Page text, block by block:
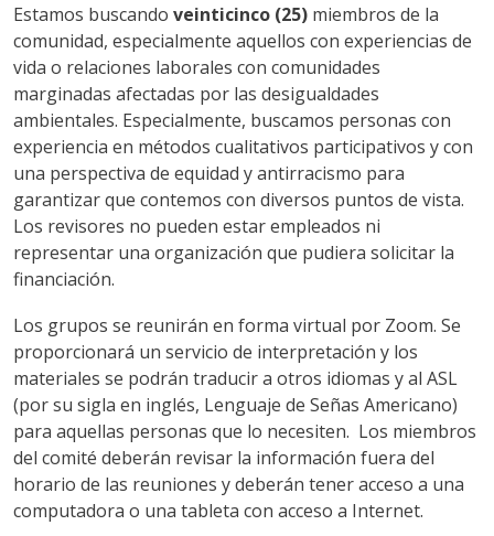
Estamos buscando veinticinco (25)miembros de la
comunidad, especialmente aquellos con experiencias de
vida o relaciones laborales con comunidades
marginadas afectadas por las desigualdades
ambientales. Especialmente, buscamos personas con
experiencia en métodos cualitativos participativos y con
una perspectiva de equidad y antirracismo para
garantizar que contemos con diversos puntos de vista.
Los revisores no pueden estar empleados ni
representar una organización que pudiera solicitar la
financiación.
Los grupos se reunirán en forma virtual por Zoom. Se
proporcionará un servicio de interpretación y los
materiales se podrán traducir a otros idiomas y al ASL
(por su sigla en inglés, Lenguaje de Señas Americano)
para aquellas personas que lo necesiten. Los miembros
del comité deberán revisar la información fuera del
horario de las reuniones y deberán tener acceso a una
computadora o una tableta con acceso a Internet.